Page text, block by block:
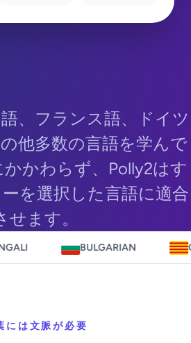
、フランス語、ドイツ
他多数の言語を学んで
かわらず、Polly2はす
を選択した言語に適合
せます。
BULGARIAN CATALAN
には文脈が必要